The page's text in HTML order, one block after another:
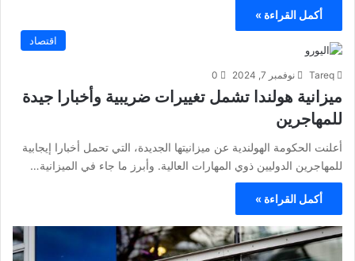
أكمل القراءة »
اقتصاد
Tareq نوفمبر 7, 2024 0
ميزانية هولندا تشمل تغييرات ضريبية وأخبارا جيدة
للمهاجرين
أعلنت الحكومة الهولندية عن ميزانيتها الجديدة، التي تحمل أخبارا إيجابية
للمهاجرين الدوليين ذوي المهارات العالية. وأبرز ما جاء في الميزانية…
أكمل القراءة »